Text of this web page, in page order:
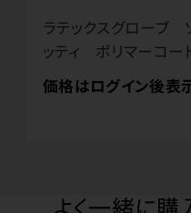
ラテックスグローブ
ッティ ポリマーコー
価格はログイン後表